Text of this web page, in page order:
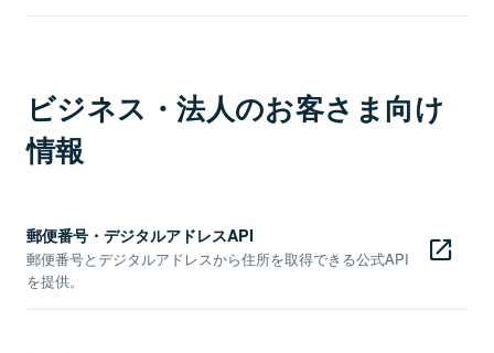
ビジネス・法人のお客さま向け
情報
郵便番号・デジタルアドレスAPI
郵便番号とデジタルアドレスから住所を取得できる公式API
を提供。